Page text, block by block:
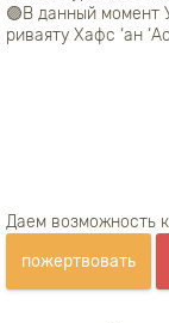
🟣В данный момент
риваяту Хафс ‘ан
Даем возможность
пожертвовать